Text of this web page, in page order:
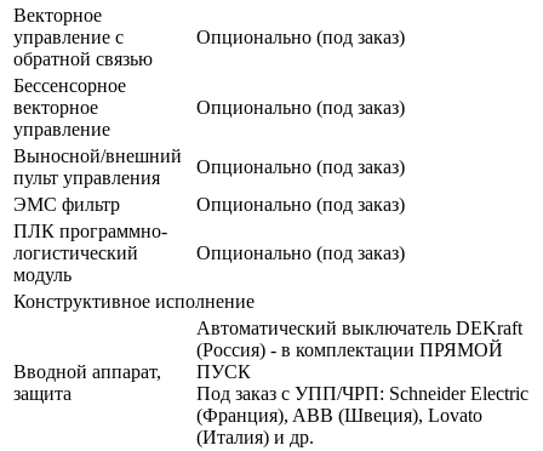
Векторное
управление с
обратной связью
Опционально (под заказ)
Бессенсорное
векторное
управление
Опционально (под заказ)
Выносной/внешний
пульт управления
Опционально (под заказ)
ЭМС фильтр
Опционально (под заказ)
ПЛК программно-
логистический
модуль
Опционально (под заказ)
Конструктивное исполнение
Вводной аппарат,
защита
Автоматический выключатель DEKraft
(Россия) - в комплектации ПРЯМОЙ
ПУСК
Под заказ с УПП/ЧРП: Schneider Electric
(Франция), ABB (Швеция), Lovato
(Италия) и др.